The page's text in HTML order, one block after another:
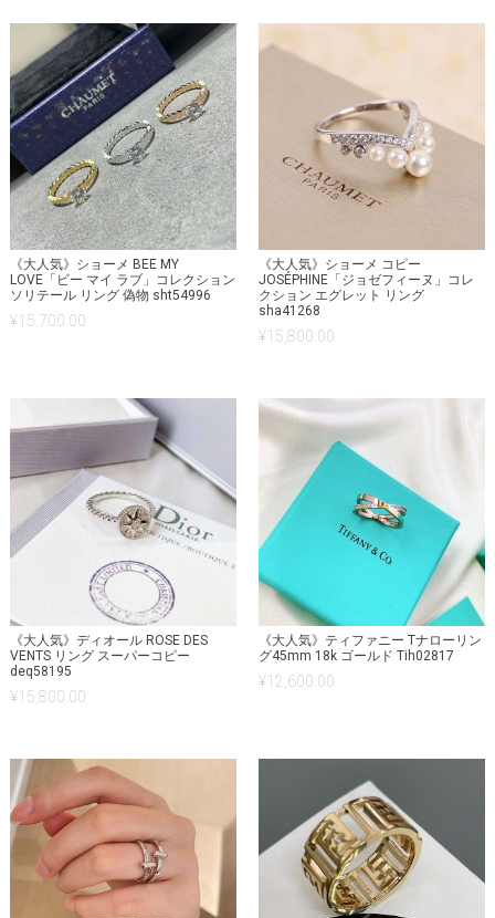
《大人気》ショーメ BEE MY
LOVE「ビー マイ ラブ」コレクション
ソリテール リング 偽物 sht54996
¥15,700.00
《大人気》ショーメ コピー
JOSÉPHINE「ジョゼフィーヌ」コレ
クション エグレット リング
sha41268
¥15,800.00
《大人気》ディオール ROSE DES
VENTS リング スーパーコピー
deq58195
¥15,800.00
《大人気》ティファニー Tナローリン
グ45mm 18k ゴールド Tih02817
¥12,600.00